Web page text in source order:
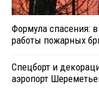
Формула спасения:
работы пожарных
Спецборт и
аэропорт